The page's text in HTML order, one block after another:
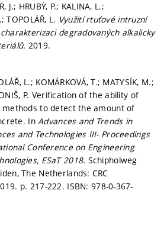
J.; HRUBÝ, P.; KALINA, L.;
TOPOLÁŘ, L. Využití rtuťové intruzní
degradovaných alkalicky
2019.
L.; KOMÁRKOVÁ, T.; MATYSÍK, M.;
P. Verification of the ability of
methods to detect the amount of
InAdvances and Trends in
and Technologies III- Proceedings
Conference on Engineering
ESaT 2018. Schipholweg
The Netherlands: CRC
p. 217-222. ISBN: 978-0-367-